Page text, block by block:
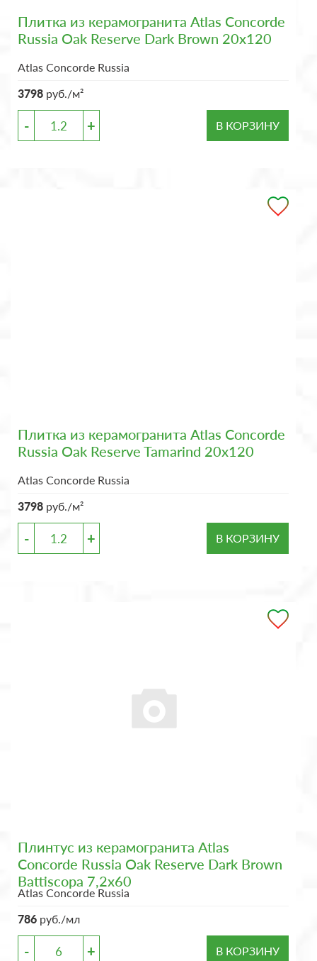
Плитка из керамогранита Atlas Concorde
Russia Oak Reserve Dark Brown 20x120
Atlas Concorde Russia
3798 руб./м²
- + В КОРЗИНУ
Плитка из керамогранита Atlas Concorde
Russia Oak Reserve Tamarind 20x120
Atlas Concorde Russia
3798 руб./м²
- + В КОРЗИНУ
Плинтус из керамогранита Atlas
Concorde Russia Oak Reserve Dark Brown
Battiscopa 7,2x60
Atlas Concorde Russia
786 руб./мл
- + В КОРЗИНУ